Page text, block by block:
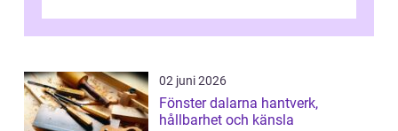
02 juni 2026
Fönster dalarna hantverk,
hållbarhet och känsla